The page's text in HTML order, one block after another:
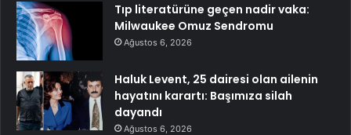
Tıp literatürüne geçen nadir vaka:
Milwaukee Omuz Sendromu
Ağustos 6, 2026
Haluk Levent, 25 dairesi olan ailenin
hayatını karartı: Başımıza silah
dayandı
Ağustos 6, 2026